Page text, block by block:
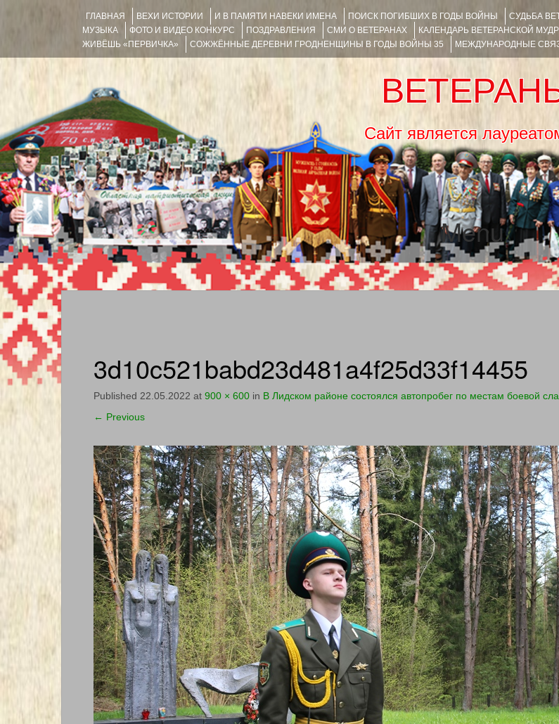
ГЛАВНАЯ ВЕХИ ИСТОРИИ И В ПАМЯТИ НАВЕКИ ИМЕНА ПОИСК ПОГИБШИХ В ГОДЫ ВОЙНЫ СУДЬБА
МУЗЫКА
ФОТО И ВИДЕО КОНКУРС ПОЗДРАВЛЕНИЯ СМИ О ВЕТЕРАНАХ КАЛЕНДАРЬ ВЕТЕРАНСКОЙ
ЖИВЁШЬ «ПЕРВИЧКА»
СОЖЖЁННЫЕ ДЕРЕВНИ ГРОДНЕНЩИНЫ В ГОДЫ ВОЙНЫ 35 МЕЖДУНАРОДНЫЕ
Сайт является
Menu
SKIP TO CONTENT
3d10c521babd23d481a4f25d33f14455
Published 22.05.2022 at 900 × 600 in В Лидском районе состоялся автопробег по меcтам боевой
← Previous